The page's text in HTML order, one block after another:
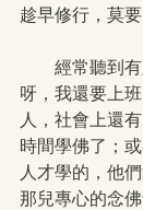
趁早修行，莫要
經常聽到有
呀，我還要上
人，社會上還
時間學佛了；
人才學的，他
那兒專心的念